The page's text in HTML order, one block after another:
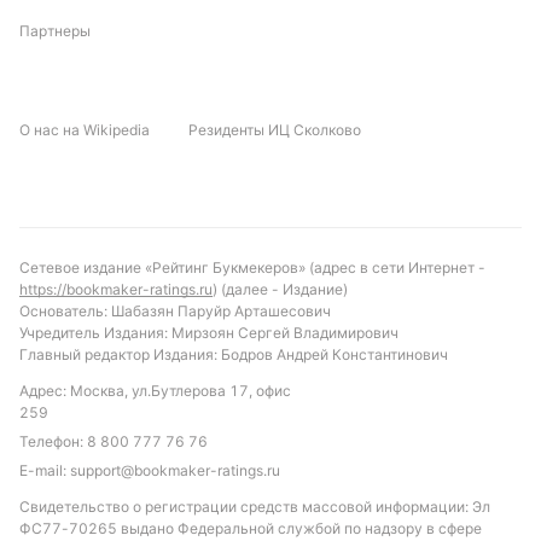
ничейный исход. Рекомендуется обратить
как встреча обещает быть активной с обеих
сторон. Такой подход позволит сделать ставку с
разумным уровнем риска и потенциалом для
дохода.
Обновлено:
Автор
Дмитрий Разумец
Партнеры
О нас на Wikipedia Резиденты ИЦ Сколково
Сетевое издание «Рейтинг Букмекеров» (адрес в сети Интернет -
https://bookmaker-ratings.ru) (далее - Издание)
Основатель: Шабазян Паруйр Арташесович
Учредитель Издания: Мирзоян Сергей Владимирович
Главный редактор Издания: Бодров Андрей Константинович
Адрес: Москва, ул.Бутлерова 17, офис
259
Телефон: 8 800 777 76 76
E-mail: support@bookmaker-ratings.ru
Свидетельство о регистрации средств массовой информации: Эл
ФС77-70265 выдано Федеральной службой по надзору в сфере